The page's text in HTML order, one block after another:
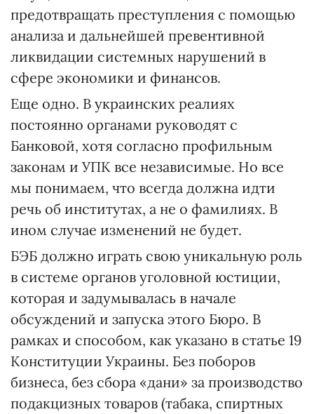
предотвращать преступления с помощью
анализа и дальнейшей превентивной
ликвидации системных нарушений в
сфере экономики и финансов.
Еще одно. В украинских реалиях
постоянно органами руководят с
Банковой, хотя согласно профильным
законам и УПК все независимые. Но все
мы понимаем, что всегда должна идти
речь об институтах, а не о фамилиях. В
ином случае изменений не будет.
БЭБ должно играть свою уникальную роль
в системе органов уголовной юстиции,
которая и задумывалась в начале
обсуждений и запуска этого Бюро. В
рамках и способом, как указано в статье 19
Конституции Украины. Без поборов
бизнеса, без сбора «дани» за производство
подакцизных товаров (табака, спиртных